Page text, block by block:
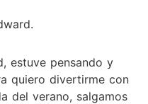
estuve pensando y
quiero divertirme con
del verano, salgamos